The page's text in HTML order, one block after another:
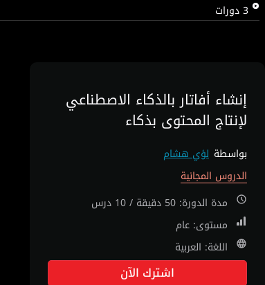
3دورات
إنشاء أفاتار بالذكاء الاصطناعي
لإنتاج المحتوى بذكاء
بواسطة لؤي هشام
الدروس المجانية
مدة الدورة: 50 دقيقة / 10 درس
مستوى: عام
اللغة: العربية
اشترك الآن